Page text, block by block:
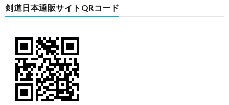
剣道日本通販サイトQRコード